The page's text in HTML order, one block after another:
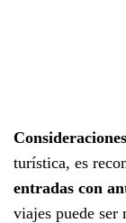
Consideraciones
turística, es
entradas con
viajes puede ser